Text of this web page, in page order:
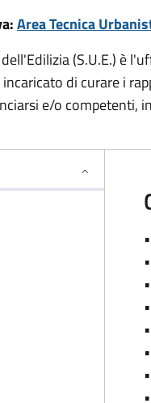
Area Tecnica
(S.U.E.) è
di curare i
e/o competenti,